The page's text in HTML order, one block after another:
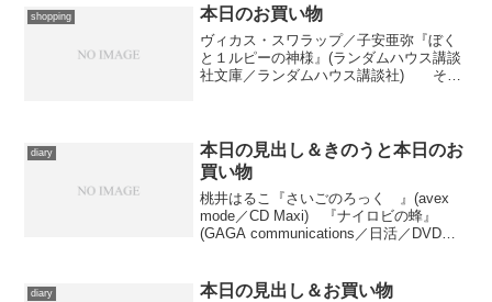
shopping 本日のお買い物
ヴィカス・スワラップ／子安亜弥『ぼく
と１ルピーの神様』(ランダムハウス講談
社文庫／ランダムハウス講談社) そう
ア』の原作小説です。例に...
diary
本日の見出し＆きのうと本日のお
買い物
桃井はるこ『さいごのろっく 』(avex
mode／CD Maxi) 『ナイロビの蜂』
(GAGA communications／日活／DVD
チ・オペレーション...
diary 本日の見出し＆お買い物